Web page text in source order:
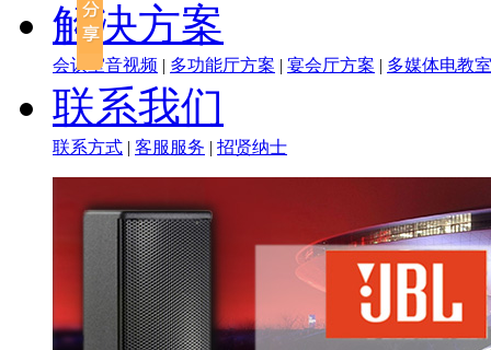
解决方案
会议室音视频 | 多功能厅方案 | 宴会厅方案 | 多媒体电教室
联系我们
联系方式 | 客服服务 | 招贤纳士